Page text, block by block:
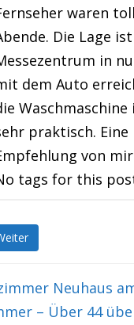
waren
Die Lage
in
dem Auto
praktisch. Eine
von
tags for this
Neuhaus
– Über 44